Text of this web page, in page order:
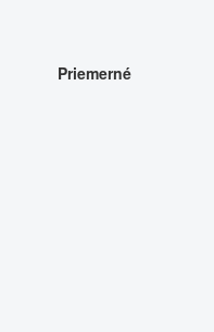
Priemerné